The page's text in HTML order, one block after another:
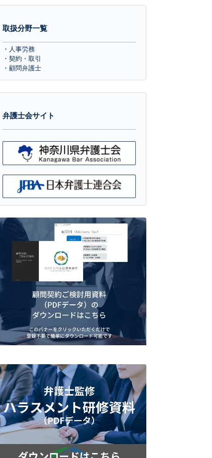
取扱分野一覧
・人事労務
・契約・取引
・顧問弁護士
弁護士会サイト